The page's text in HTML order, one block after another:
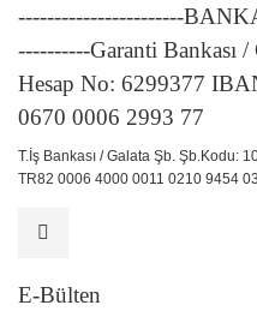
-----------------------
----------Garanti Bankası
Hesap No: 6299377
0670 0006 2993 77
T.İş Bankası / Galata Şb. Şb.Kodu:
TR82 0006 4000 0011 0210 9454 03
E-Bülten